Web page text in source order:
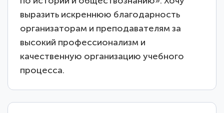
выразить искреннюю благодарность
организаторам и преподавателям за
высокий профессионализм и
качественную организацию учебного
процесса.